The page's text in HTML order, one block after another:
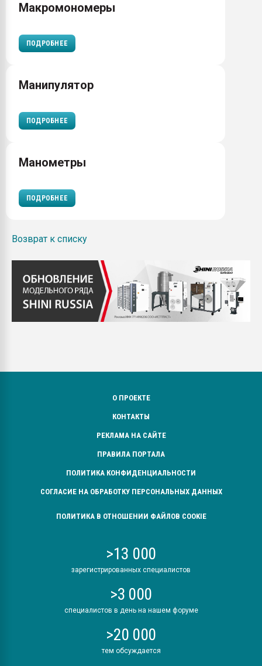
Макромономеры
ПОДРОБНЕЕ
Манипулятор
ПОДРОБНЕЕ
Манометры
ПОДРОБНЕЕ
Возврат к списку
О ПРОЕКТЕ
КОНТАКТЫ
РЕКЛАМА НА САЙТЕ
ПРАВИЛА ПОРТАЛА
ПОЛИТИКА КОНФИДЕНЦИАЛЬНОСТИ
СОГЛАСИЕ НА ОБРАБОТКУ ПЕРСОНАЛЬНЫХ ДАННЫХ
ПОЛИТИКА В ОТНОШЕНИИ ФАЙЛОВ COOKIE
>13 000
зарегистрированных специалистов
>3 000
специалистов в день на нашем форуме
>20 000
тем обсуждается